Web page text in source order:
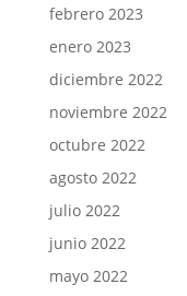
febrero 2023
enero 2023
diciembre 2022
noviembre 2022
octubre 2022
agosto 2022
julio 2022
junio 2022
mayo 2022